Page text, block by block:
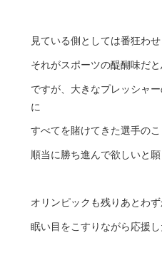
見ている側としては番狂わ
それがスポーツの醍醐味だと
ですが、大きなプレッシャ
に
すべてを賭けてきた選手のこ
順当に勝ち進んで欲しいと願
オリンピックも残りあとわ
眠い目をこすりながら応援し